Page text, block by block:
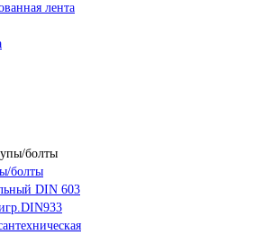
лента
болты
DIN 603